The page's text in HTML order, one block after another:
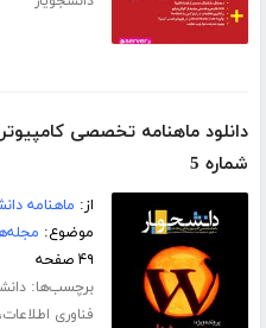
دانلود ماهنامه تخصصی
شماره 5
از: ماهنامه
موضوع:
۴۹ صفحه
برچسب‌ها:
فناوری اطلاعات،